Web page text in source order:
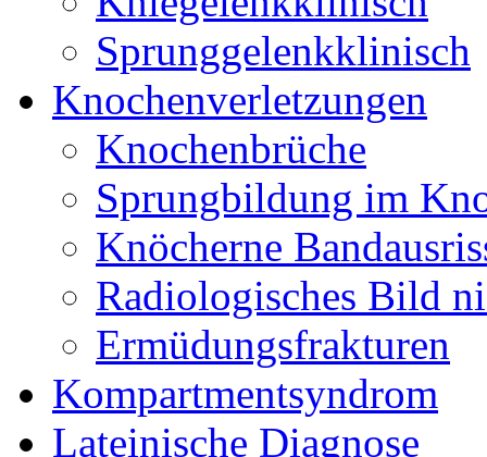
Sprunggelenkklinisch
Knochenverletzungen
Knochenbrüche
Sprungbildung im
Knöcherne
Radiologisches Bild
Ermüdungsfrakturen
Kompartmentsyndrom
Lateinische Diagnose